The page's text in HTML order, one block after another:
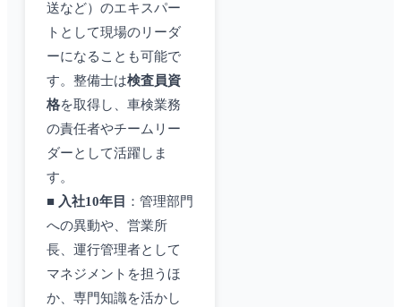
送など）のエキスパー
トとして現場のリーダ
ーになることも可能で
す。整備士は検査員資
格を取得し、車検業務
の責任者やチームリー
ダーとして活躍しま
す。
■ 入社10年目
：管理部門
への異動や、営業所
長、運行管理者として
マネジメントを担うほ
か、専門知識を活かし